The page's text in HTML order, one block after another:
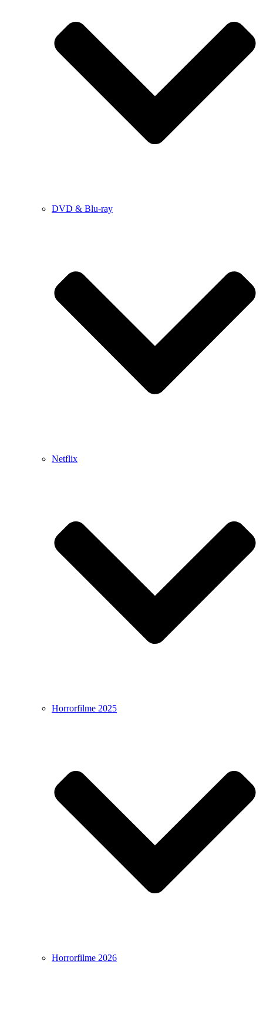
DVD & Blu-ray
Netflix
Horrorfilme 2025
Horrorfilme 2026